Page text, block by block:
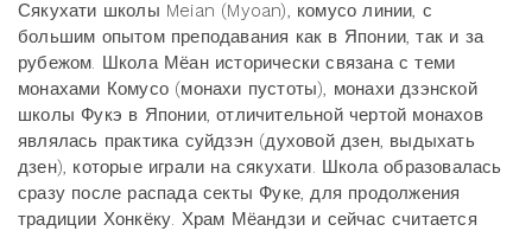
Сякухати школы Meian (Myoan), комусо линии, с
большим опытом преподавания как в Японии, так и за
рубежом. Школа Мёан исторически связана с теми
монахами Комусо (монахи пустоты), монахи дзэнской
школы Фукэ в Японии, отличительной чертой монахов
являлась практика суйдзэн (духовой дзен, выдыхать
дзен), которые играли на сякухати. Школа образовалась
сразу после распада секты Фуке, для продолжения
традиции Хонкёку. Храм Мёандзи и сейчас считается